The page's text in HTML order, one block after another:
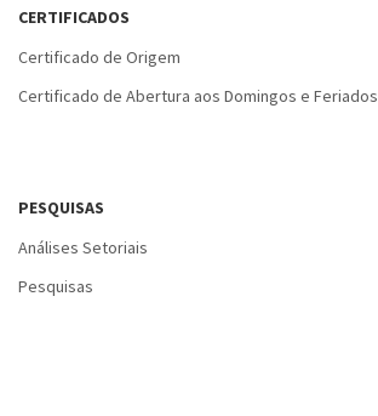
CERTIFICADOS
Certificado de Origem
Certificado de Abertura aos Domingos e Feriados
PESQUISAS
Análises Setoriais
Pesquisas